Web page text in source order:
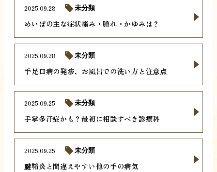
めいぼの主な症状痛み・腫れ・かゆみは？
2025.09.28 未分類
手足口病の発疹、お風呂での洗い方と注意点
2025.09.28 未分類
手掌多汗症かも？最初に相談すべき診療科
2025.09.25 未分類
腱鞘炎と間違えやすい他の手の病気
2025.09.25 未分類